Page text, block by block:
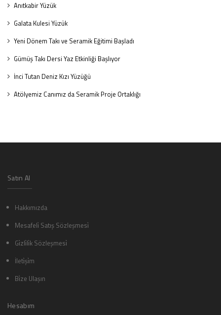
Anıtkabir Yüzük
Galata Kulesi Yüzük
Yeni Dönem Takı ve Seramik Eğitimi Başladı
Gümüş Takı Dersi Yaz Etkinliği Başlıyor
İnci Tutan Deniz Kızı Yüzüğü
Atölyemiz Canımız da Seramik Proje Ortaklığı
Satın Al
Hakkımızda
Mesafeli̇ Satış Sözleşmesi̇
Gi̇zli̇li̇k Sözleşmesi̇
İleti̇şi̇m
Bi̇ze Ulaşın
Hesabım